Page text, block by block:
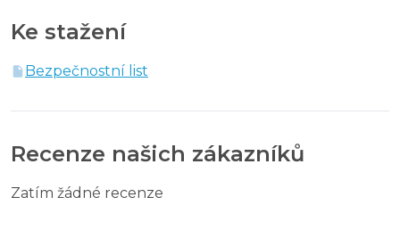
Ke stažení
Bezpečnostní list
Recenze našich zákazníků
Zatím žádné recenze